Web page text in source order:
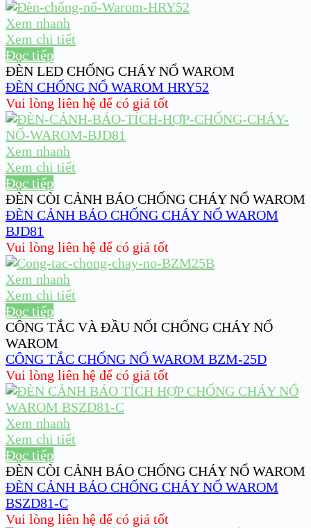
Xem nhanh
Xem chi tiết
Đọc tiếp
ĐÈN LED CHỐNG CHÁY NỔ WAROM
ĐÈN CHỐNG NỔ WAROM HRY52
Vui lòng liên hệ để có giá tốt
Xem nhanh
Xem chi tiết
Đọc tiếp
ĐÈN CÒI CẢNH BÁO CHỐNG CHÁY NỔ WAROM
ĐÈN CẢNH BÁO CHỐNG CHÁY NỔ WAROM
BJD81
Vui lòng liên hệ để có giá tốt
Xem nhanh
Xem chi tiết
Đọc tiếp
CÔNG TẮC VÀ ĐẦU NỐI CHỐNG CHÁY NỔ
WAROM
CÔNG TẮC CHỐNG NỔ WAROM BZM-25D
Vui lòng liên hệ để có giá tốt
Xem nhanh
Xem chi tiết
Đọc tiếp
ĐÈN CÒI CẢNH BÁO CHỐNG CHÁY NỔ WAROM
ĐÈN CẢNH BÁO CHỐNG CHÁY NỔ WAROM
BSZD81-C
Vui lòng liên hệ để có giá tốt